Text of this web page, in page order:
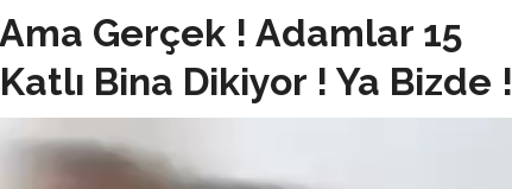
Gerçek ! Adamlar 15
Bina Dikiyor ! Ya Bizde !